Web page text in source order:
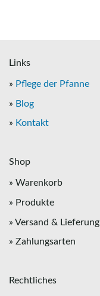
Links
» Pflege der Pfanne
» Blog
» Kontakt
Shop
» Warenkorb
» Produkte
» Versand & Lieferung
» Zahlungsarten
Rechtliches